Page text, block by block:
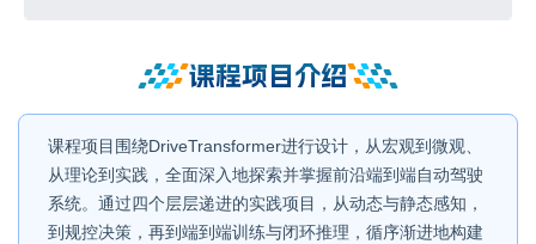
课程项目介绍
课程项目围绕DriveTransformer进行设计，从宏观到微观、
从理论到实践，全面深入地探索并掌握前沿端到端自动驾驶
系统。通过四个层层递进的实践项目，从动态与静态感知，
到规控决策，再到端到端训练与闭环推理，循序渐进地构建